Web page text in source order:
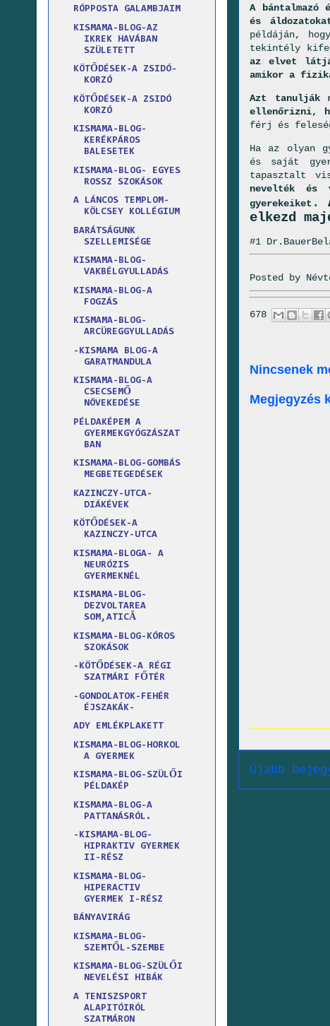
A
és
példáján,
tekintély
az elvet
amikor a
Azt tanulják
ellenőrizni,
férj és
Ha az olyan
és saját
tapasztalt
nevelték és
gyerekeiket .
elkezd
#1
Posted by
678
Nincsenek
Megjegyzés
Újabb
RÓPPOSTA GALAMBJAIM
KISMAMA-BLOG-AZ
IKREK HAVÁBAN
SZÜLETETT
KÖTŐDÉSEK-A ZSIDÓ-
KORZÓ
KÖTŐDÉSEK-A ZSIDÓ
KORZÓ
KISMAMA-BLOG-
KERÉKPÁROS
BALESETEK
KISMAMA-BLOG- EGYES
ROSSZ SZOKÁSOK
A LÁNCOS TEMPLOM-
KÖLCSEY KOLLÉGIUM
BARÁTSÁGUNK
SZELLEMISÉGE
KISMAMA-BLOG-
VAKBÉLGYULLADÁS
KISMAMA-BLOG-A
FOGZÁS
KISMAMA-BLOG-
ARCÜREGGYULLADÁS
-KISMAMA BLOG-A
GARATMANDULA
KISMAMA-BLOG-A
CSECSEMŐ
NÖVEKEDÉSE
PÉLDAKÉPEM A
GYERMEKGYÓGZÁSZAT
BAN
KISMAMA-BLOG-GOMBÁS
MEGBETEGEDÉSEK
KAZINCZY-UTCA-
DIÁKÉVEK
KÖTŐDÉSEK-A
KAZINCZY-UTCA
KISMAMA-BLOGA- A
NEURÓZIS
GYERMEKNÉL
KISMAMA-BLOG-
DEZVOLTAREA
SOM,ATICĂ
KISMAMA-BLOG-KÓROS
SZOKÁSOK
-KÖTŐDÉSEK-A RÉGI
SZATMÁRI FŐTÉR
-GONDOLATOK-FEHÉR
ÉJSZAKÁK-
ADY EMLÉKPLAKETT
KISMAMA-BLOG-HORKOL
A GYERMEK
KISMAMA-BLOG-SZÜLŐI
PÉLDAKÉP
KISMAMA-BLOG-A
PATTANÁSRÓL.
-KISMAMA-BLOG-
HIPRAKTIV GYERMEK
II-RÉSZ
KISMAMA-BLOG-
HIPERACTIV
GYERMEK I-RÉSZ
BÁNYAVIRÁG
KISMAMA-BLOG-
SZEMTŐL-SZEMBE
KISMAMA-BLOG-SZÜLŐI
NEVELÉSI HIBÁK
A TENISZSPORT
ALAPITÓIRÓL
SZATMÁRON